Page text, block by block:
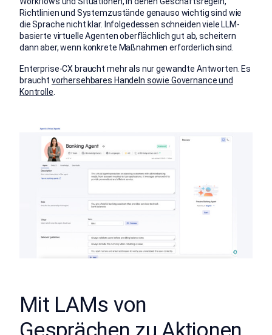
Richtlinien und Systemzustände genauso wichtig sind wie
die Sprache nicht klar. Infolgedessen schneiden viele LLM-
basierte virtuelle Agenten oberflächlich gut ab, scheitern
dann aber, wenn konkrete Maßnahmen erforderlich sind.
Enterprise-CX braucht mehr als nur gewandte Antworten. Es
braucht vorhersehbares Handeln sowie Governance und
Kontrolle
Mit LAMs von